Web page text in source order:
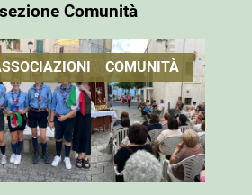
Comunità
COMUNITÀ